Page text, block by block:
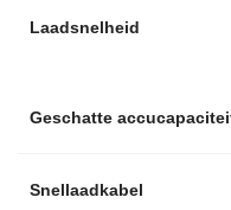
Laadsnelheid
Geschatte
Snellaadkabel